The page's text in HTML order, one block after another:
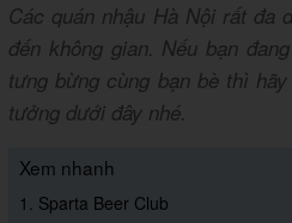
Các quán nhậu Hà Nội rất đa
đến không gian. Nếu bạn
tưng bừng cùng bạn bè thì
tưởng dưới đây nhé.
Xem nhanh
1. Sparta Beer Club